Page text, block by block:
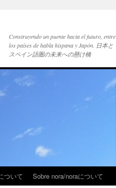
Construyendo un puente hacia el futuro, entre
los países de habla hispana y Japón. 日本と
スペイン語圏の未来への懸け橋
ついて Sobre nora/noraについて